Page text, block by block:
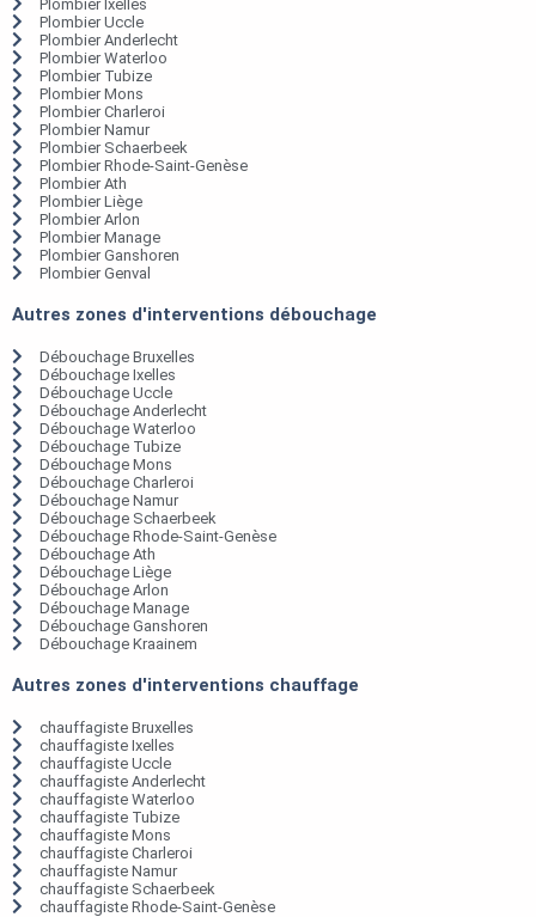
Plombier Ixelles
Plombier Uccle
Plombier Anderlecht
Plombier Waterloo
Plombier Tubize
Plombier Mons
Plombier Charleroi
Plombier Namur
Plombier Schaerbeek
Plombier Rhode-Saint-Genèse
Plombier Ath
Plombier Liège
Plombier Arlon
Plombier Manage
Plombier Ganshoren
Plombier Genval
Autres zones d'interventions débouchage
Débouchage Bruxelles
Débouchage Ixelles
Débouchage Uccle
Débouchage Anderlecht
Débouchage Waterloo
Débouchage Tubize
Débouchage Mons
Débouchage Charleroi
Débouchage Namur
Débouchage Schaerbeek
Débouchage Rhode-Saint-Genèse
Débouchage Ath
Débouchage Liège
Débouchage Arlon
Débouchage Manage
Débouchage Ganshoren
Débouchage Kraainem
Autres zones d'interventions chauffage
chauffagiste Bruxelles
chauffagiste Ixelles
chauffagiste Uccle
chauffagiste Anderlecht
chauffagiste Waterloo
chauffagiste Tubize
chauffagiste Mons
chauffagiste Charleroi
chauffagiste Namur
chauffagiste Schaerbeek
chauffagiste Rhode-Saint-Genèse